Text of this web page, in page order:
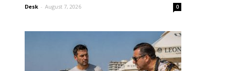
Desk - August 7, 2026 0